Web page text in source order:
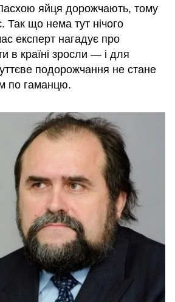
яйця дорожчають, тому
Так що нема тут нічого
експерт нагадує про
в країні зросли — і для
подорожчання не стане
по гаманцю.